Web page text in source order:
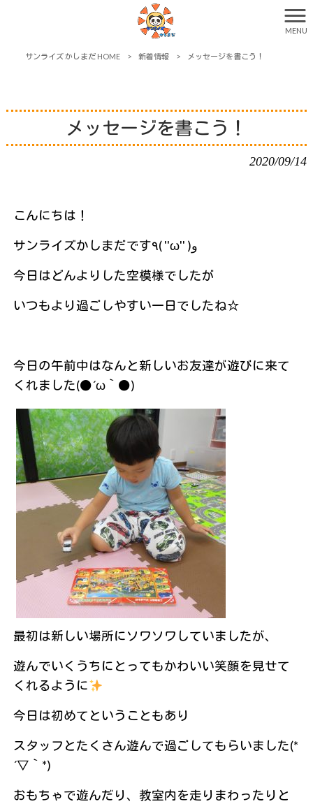
MENU
サンライズ かしまだ HOME > 新着情報 > メッセージを書こう！
メッセージを書こう！
2020/09/14
こんにちは！
サンライズかしまだです٩( ''ω'' )و
今日はどんよりした空模様でしたが
いつもより過ごしやすい一日でしたね☆
今日の午前中はなんと新しいお友達が遊びに来て
くれました(●´ω｀●)
最初は新しい場所にソワソワしていましたが、
遊んでいくうちにとってもかわいい笑顔を見せて
くれるように
今日は初めてということもあり
スタッフとたくさん遊んで過ごしてもらいました(*
´▽｀*)
おもちゃで遊んだり、教室内を走りまわったりと